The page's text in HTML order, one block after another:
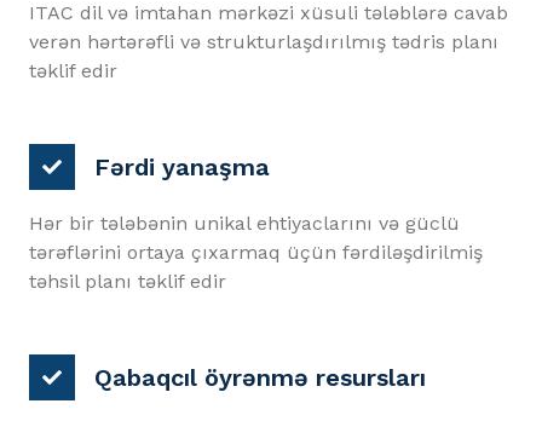
ITAC dil və imtahan mərkəzi xüsuli tələblərə cavab
verən hərtərəfli və strukturlaşdırılmış tədris planı
təklif edir
Fərdi yanaşma
Hər bir tələbənin unikal ehtiyaclarını və güclü
tərəflərini ortaya çıxarmaq üçün fərdiləşdirilmiş
təhsil planı təklif edir
Qabaqcıl öyrənmə resursları